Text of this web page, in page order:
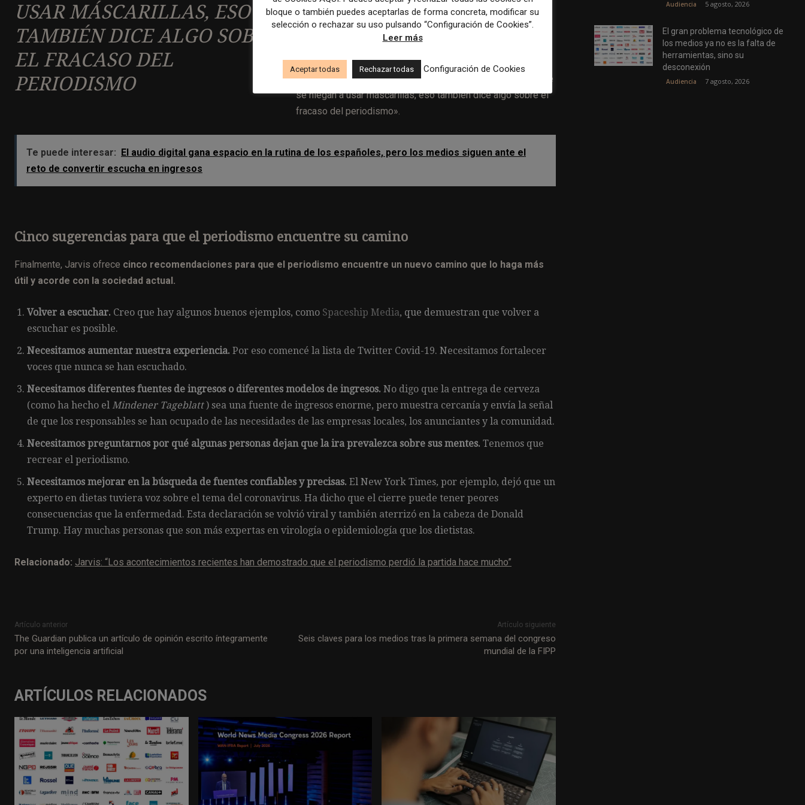
USAR MÁSCARILLAS, ESO
TAMBIÉN DICE ALGO SOBRE
EL FRACASO DEL
PERIODISMO
todo el mundo. Con eso el trabajo está hecho. Nos
decimos a nosotros mismos: lo que le pase ya no es mi
por si nuestros estudiantes están aprendiendo lo que
queremos. Cuando vemos a personas en Estados Unidos que
se niegan a usar máscarillas, eso también dice algo sobre el
fracaso del periodismo».
Te puede interesar:
El audio digital gana espacio en la rutina de los españoles, pero los medios siguen ante el
reto de convertir escucha en ingresos
Cinco sugerencias para que el periodismo encuentre su camino
Finalmente, Jarvis ofrece cinco recomendaciones para que el periodismo encuentre un nuevo camino que lo haga más
útil y acorde con la sociedad actual.
Volver a escuchar. Creo que hay algunos buenos ejemplos, como Spaceship Media, que demuestran que volver a
escuchar es posible.
Necesitamos aumentar nuestra experiencia. Por eso comencé la lista de Twitter Covid-19. Necesitamos fortalecer
voces que nunca se han escuchado.
Necesitamos diferentes fuentes de ingresos o diferentes modelos de ingresos. No digo que la entrega de cerveza
(como ha hecho el Mindener Tageblatt) sea una fuente de ingresos enorme, pero muestra cercanía y envía la señal
de que los responsables se han ocupado de las necesidades de las empresas locales, los anunciantes y la comunidad.
Necesitamos preguntarnos por qué algunas personas dejan que la ira prevalezca sobre sus mentes. Tenemos que
recrear el periodismo.
Necesitamos mejorar en la búsqueda de fuentes confiables y precisas. El New York Times, por ejemplo, dejó que un
experto en dietas tuviera voz sobre el tema del coronavirus. Ha dicho que el cierre puede tener peores
consecuencias que la enfermedad. Esta declaración se volvió viral y también aterrizó en la cabeza de Donald
Trump. Hay muchas personas que son más expertas en virología o epidemiología que los dietistas.
Relacionado: Jarvis: “Los acontecimientos recientes han demostrado que el periodismo perdió la partida hace mucho”
Artículo anterior
The Guardian publica un artículo de opinión escrito íntegramente
por una inteligencia artificial
Artículo siguiente
Seis claves para los medios tras la primera semana del congreso
mundial de la FIPP
ARTÍCULOS RELACIONADOS
Audiencia 5 agosto, 2026
El gran problema tecnológico de
los medios ya no es la falta de
herramientas, sino su
desconexión
Audiencia 7 agosto, 2026
bloque o también puedes aceptarlas de forma concreta, modificar su
selección o rechazar su uso pulsando “Configuración de Cookies”.
Leer más
Aceptar todas Rechazar todas Configuración de Cookies